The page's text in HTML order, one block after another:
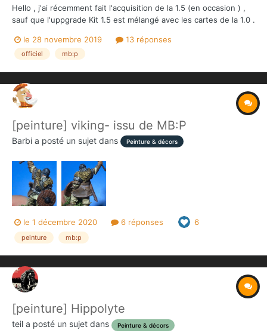
Hello , j'ai récemment fait l'acquisition de la 1.5 (en occasion ) ,
sauf que l'uppgrade Kit 1.5 est mélangé avec les cartes de la 1.0 .
y a t'il un moyen de les différencier , ou existe t'il un...
le 28 novembre 2019 13 réponses
officiel mb:p
[peinture] viking- issu de MB:P
Barbi a posté un sujet dans Peinture & décors
le 1 décembre 2020 6 réponses 6
peinture mb:p
[peinture] Hippolyte
teil a posté un sujet dans Peinture & décors